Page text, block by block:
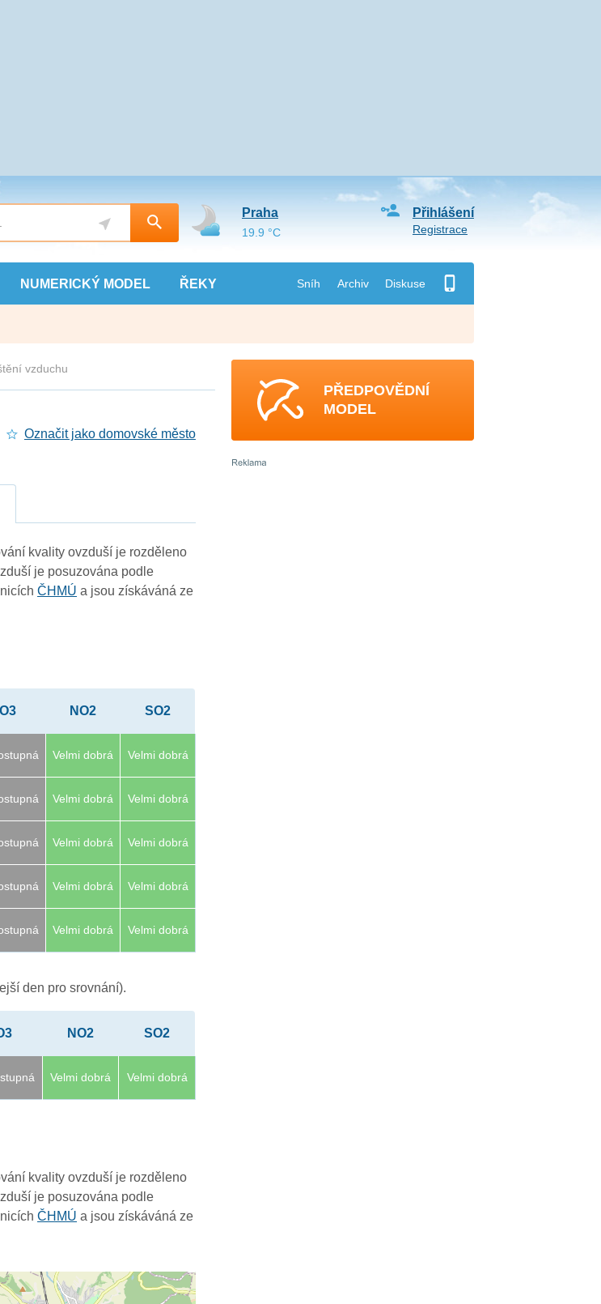
NUMERICKÝ MODEL ŘEKY Sníh Archiv Diskuse
Přihlášení
Registrace
Praha
19.9 °C
vzduchu
Označit jako domovské město
kvality ovzduší je rozděleno
je posuzována podle
ČHMÚ a jsou získáváná ze
O3 NO2 SO2
Velmi dobrá Velmi dobrá
Velmi dobrá Velmi dobrá
Velmi dobrá Velmi dobrá
Velmi dobrá Velmi dobrá
Velmi dobrá Velmi dobrá
den pro srovnání).
NO2 SO2
Velmi dobrá Velmi dobrá
kvality ovzduší je rozděleno
je posuzována podle
ČHMÚ a jsou získáváná ze
PŘEDPOVĚDNÍ
MODEL